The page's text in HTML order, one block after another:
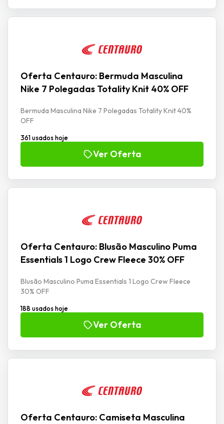
Oferta Centauro: Bermuda Masculina
Nike 7 Polegadas Totality Knit 40% OFF
Bermuda Masculina Nike 7 Polegadas Totality Knit 40%
OFF
361 usados hoje
Ver Oferta
Oferta Centauro: Blusão Masculino Puma
Essentials 1 Logo Crew Fleece 30% OFF
Blusão Masculino Puma Essentials 1 Logo Crew Fleece
30% OFF
188 usados hoje
Ver Oferta
Oferta Centauro: Camiseta Masculina